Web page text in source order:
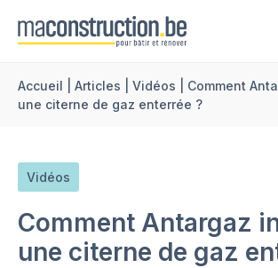
Accueil Articles Vidéos
Comment
une citerne de gaz enterrée ?
Vidéos
Comment Antargaz
une citerne de gaz